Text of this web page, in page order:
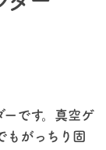
です。真空ゲ
もがっちり固